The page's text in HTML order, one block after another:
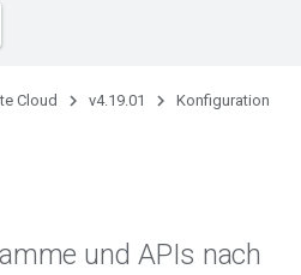
Cloud v4.19.01 Konfiguration
und APIs nach